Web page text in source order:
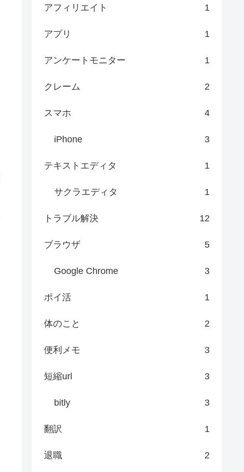
アフィリエイト 1
アプリ 1
アンケートモニター 1
クレーム 2
スマホ 4
iPhone 3
テキストエディタ 1
サクラエディタ 1
トラブル解決 12
ブラウザ 5
Google Chrome 3
ポイ活 1
体のこと 2
便利メモ 3
短縮url 3
bitly 3
翻訳 1
退職 2